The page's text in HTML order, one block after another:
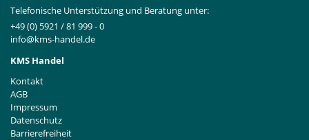
Telefonische Unterstützung und Beratung unter:
+49 (0) 5921 / 81 999 - 0
info@kms-handel.de
KMS Handel
Kontakt
AGB
Impressum
Datenschutz
Barrierefreiheit